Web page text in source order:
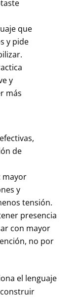
que
y pide
y
más
de
mayor
y
tensión.
presencia
con mayor
no por
el lenguaje